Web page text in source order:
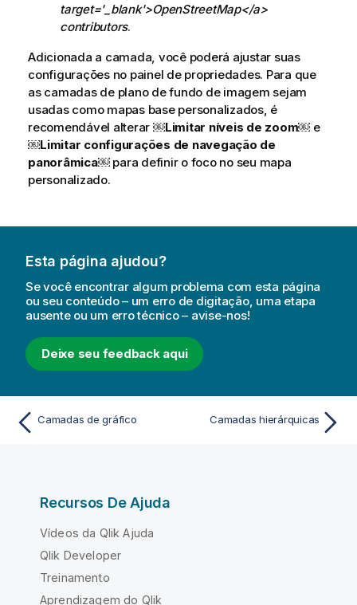
target='_blank'>OpenStreetMap</a>
contributors.
Adicionada a camada, você poderá ajustar suas
configurações no painel de propriedades. Para que
as camadas de plano de fundo de imagem sejam
usadas como mapas base personalizados, é
recomendável alterar ￼Limitar níveis de zoom￼ e
￼Limitar configurações de navegação de
panorâmica￼para definir o foco no seu mapa
personalizado.
Esta página ajudou?
Se você encontrar algum problema com esta página
ou seu conteúdo – um erro de digitação, uma etapa
ausente ou um erro técnico – avise-nos!
Deixe seu feedback aqui
Camadas de gráfico Camadas hierárquicas
Recursos De Ajuda
Vídeos da Qlik Ajuda
Qlik Developer
Treinamento
Aprendizagem do Qlik